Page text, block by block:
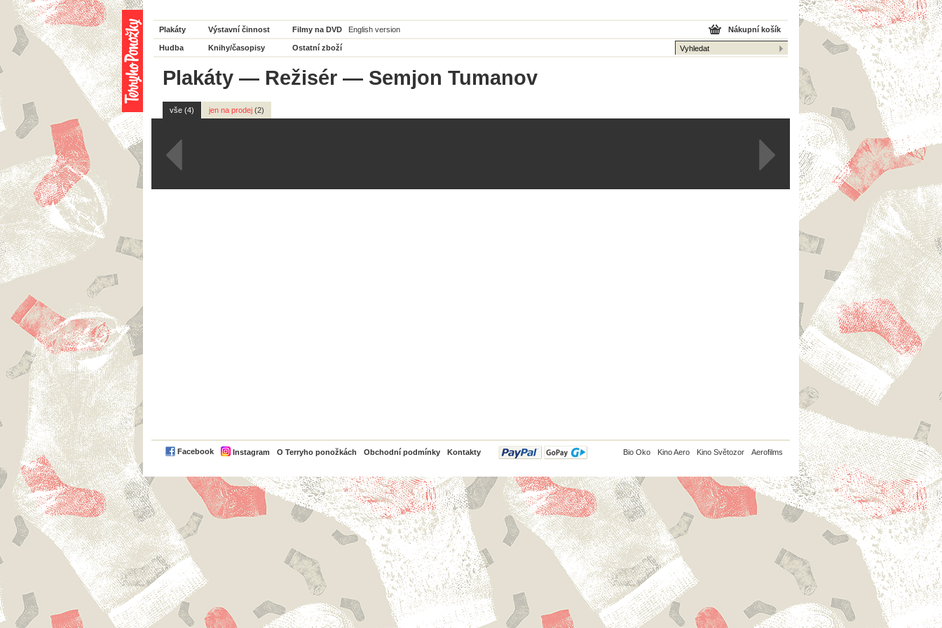
Plakáty Výstavní činnost Filmy na DVD English version
Hudba Knihy/časopisy Ostatní zboží
Nákupní košík
Plakáty — Režisér — Semjon Tumanov
vše (4) jen na prodej (2)
Facebook Instagram O Terryho ponožkách Obchodní podmínky Kontakty
PayPal Bio Oko Kino Aero Kino Světozor Aerofilms